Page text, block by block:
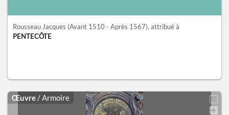
Rousseau Jacques (Avant 1510 - Après 1567), attribué à
PENTECÔTE
Œuvre / Armoire